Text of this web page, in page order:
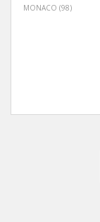
MONACO (98)